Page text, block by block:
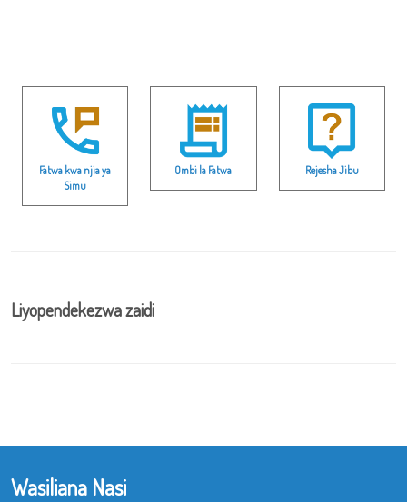
Fatwa kwa njia ya
Simu
Ombi la Fatwa Rejesha Jibu
Liyopendekezwa zaidi
Wasiliana Nasi